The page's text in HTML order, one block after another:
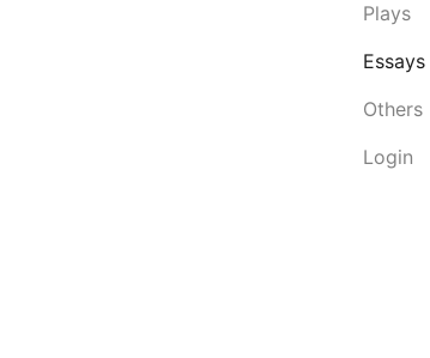
Plays
Essays
Others
Login